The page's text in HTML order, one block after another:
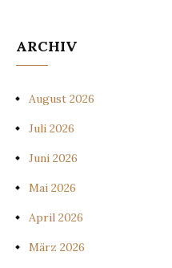
ARCHIV
August 2026
Juli 2026
Juni 2026
Mai 2026
April 2026
März 2026